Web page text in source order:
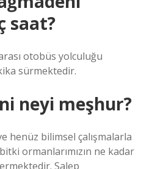
saat?
otobüs yolculuğu
sürmektedir.
neyi meşhur?
henüz bilimsel çalışmalarla
ormanlarımızın ne kadar
Salep